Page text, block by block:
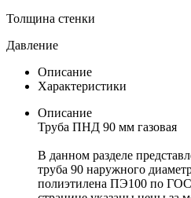
Толщина стенки
Давление
Описание
Характеристики
Описание
Труба ПНД 90 мм газовая
В данном разделе
труба 90 наружного
полиэтилена ПЭ100 по